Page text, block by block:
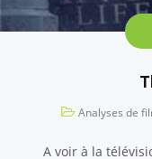
Analyses de
A voir à la